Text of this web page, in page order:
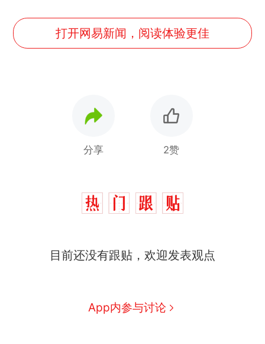
打开网易新闻，阅读体验更佳
分享 2赞
目前还没有跟贴，欢迎发表观点
App内参与讨论
热 那个在床头放菜刀的女孩，
因老师一句“跟我回家”改写了